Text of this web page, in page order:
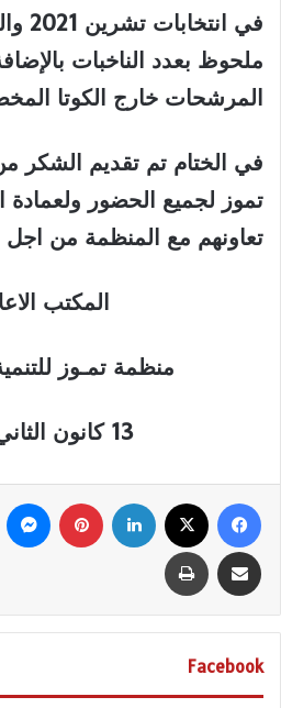
في
ملحوظ بعدد الناخبات
المرشحات خارج الكوتا
في الختام تم تقديم الشكر
تموز لجميع الحضور ولعمادة
تعاونهم مع المنظمة من اجل
المكتب
منظمة تمـوز
13 كانون الثاني 2022
فيسبوك لينكدإن بينتيريست
مشاركة عبر البريد طباعة
Facebook